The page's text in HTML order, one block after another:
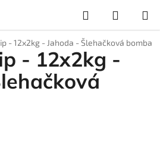
Hľadať
KOŠÍK
- 12x2kg - Jahoda - Šlehačková bomba
- 12x2kg -